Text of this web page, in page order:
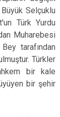
Selçuklu
Türk Yurdu
Muharebesi
tarafından
Türkler
bir kale
bir şehir